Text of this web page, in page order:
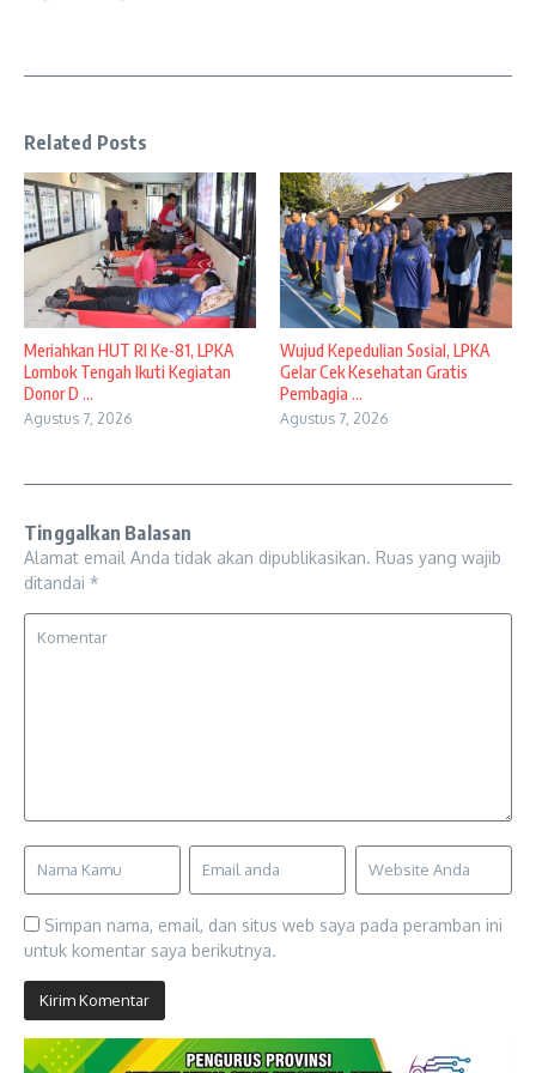
Related Posts
Meriahkan HUT RI Ke-81, LPKA
Lombok Tengah Ikuti Kegiatan
Donor D ...
Agustus 7, 2026
Wujud Kepedulian Sosial, LPKA
Gelar Cek Kesehatan Gratis
Pembagia ...
Agustus 7, 2026
Tinggalkan Balasan
Alamat email Anda tidak akan dipublikasikan. Ruas yang wajib
ditandai *
Simpan nama, email, dan situs web saya pada peramban ini
untuk komentar saya berikutnya.